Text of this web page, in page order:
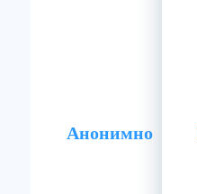
Анонимно